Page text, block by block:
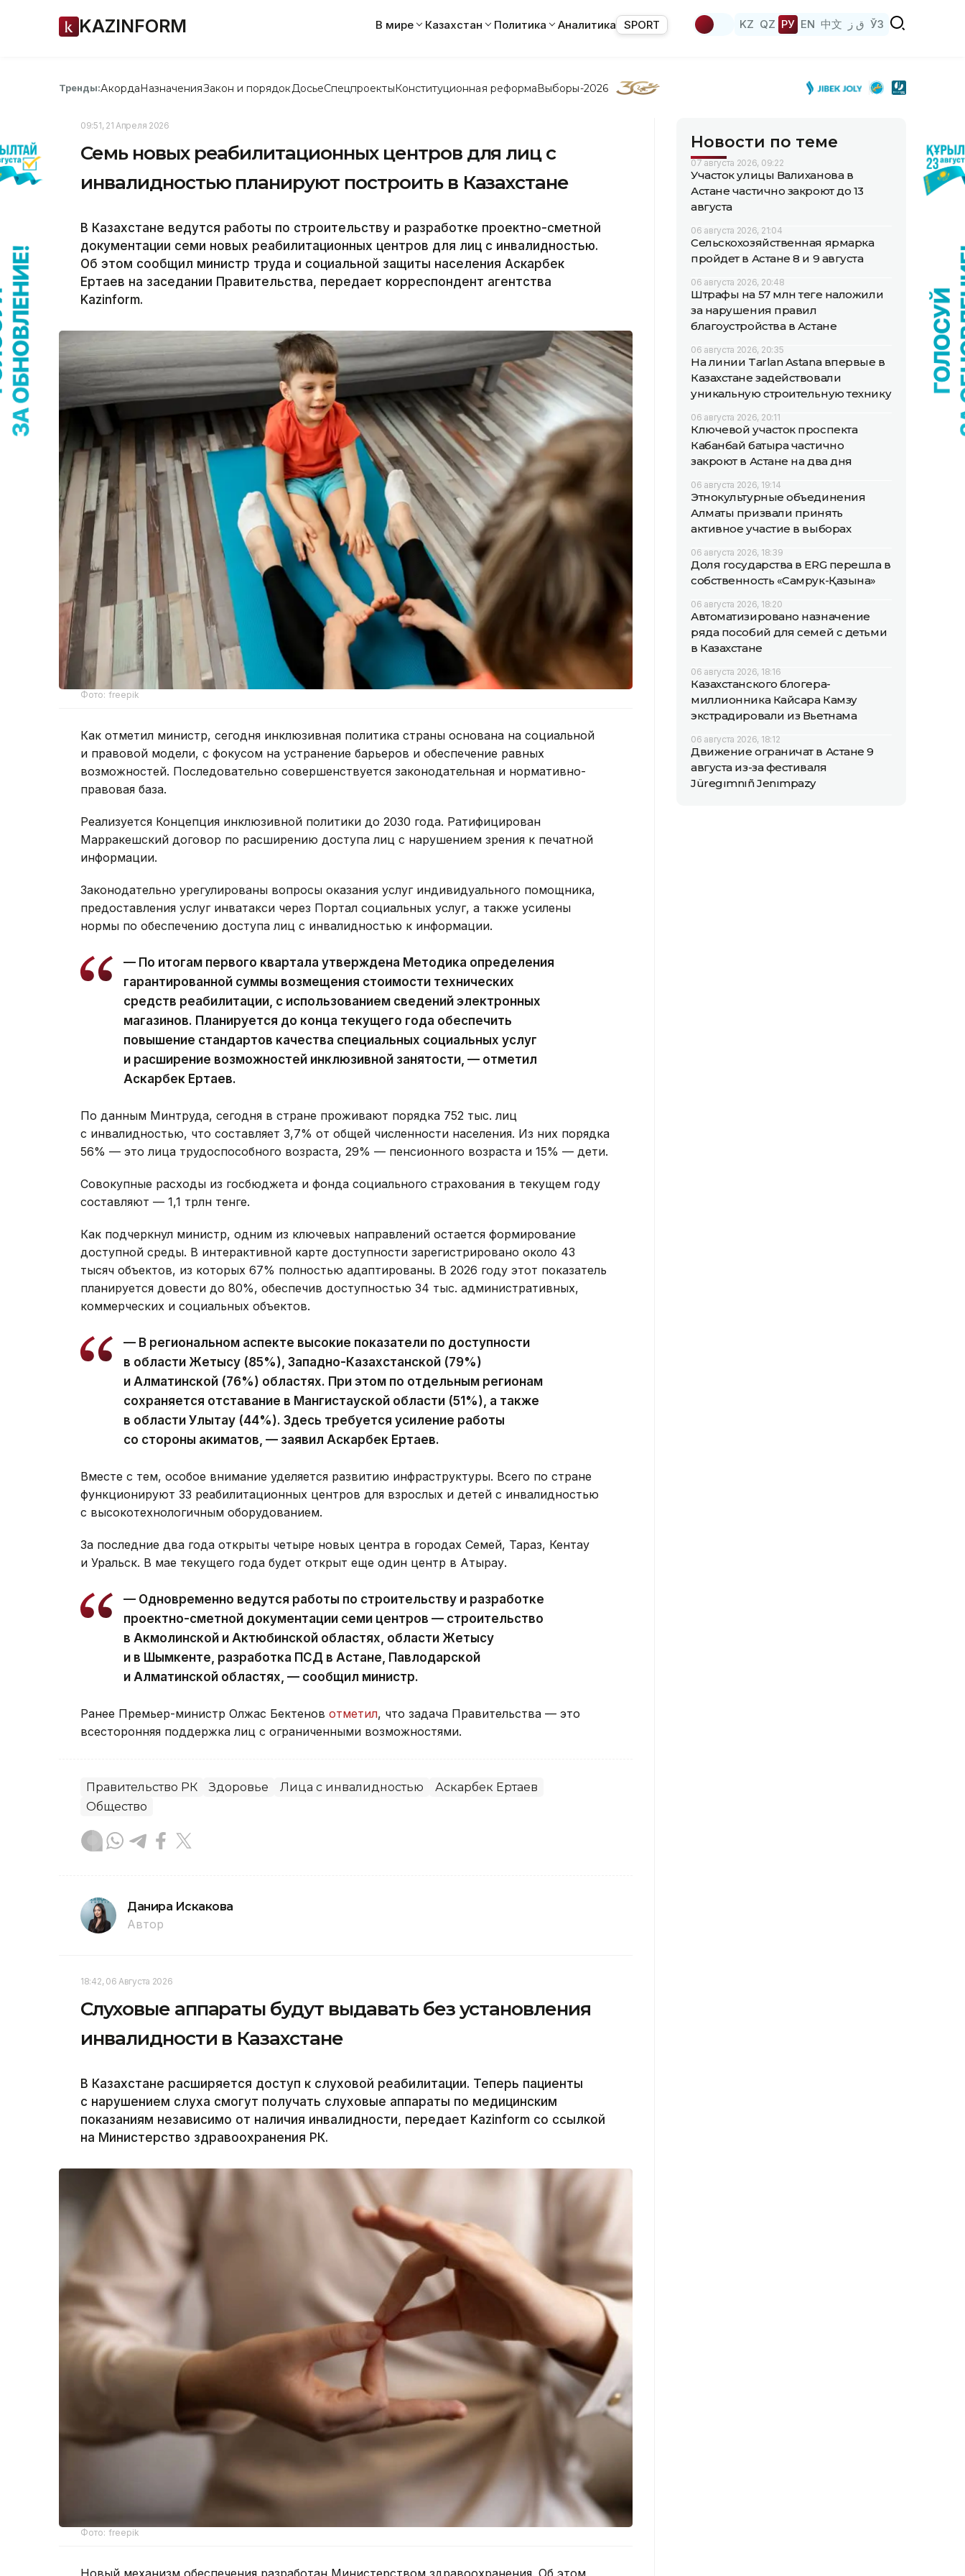
KAZINFORM В мире Казахстан Политика Аналитика SPORT KZ QZ РУ EN 中文 ق ز ЎЗ
Тренды:АкордаНазначенияЗакон и порядок ДосьеСпецпроектыКонституционная реформаВыборы-2026
09:51, 21 Апреля 2026
Семь новых реабилитационных центров для лиц с
инвалидностью планируют построить в Казахстане
В Казахстане ведутся работы по строительству и разработке проектно-сметной
документации семи новых реабилитационных центров для лиц с инвалидностью.
Об этом сообщил министр труда и социальной защиты населения Аскарбек
Ертаев на заседании Правительства, передает корреспондент агентства
Kazinform.
Фото: freepik
Как отметил министр, сегодня инклюзивная политика страны основана на социальной
и правовой модели, с фокусом на устранение барьеров и обеспечение равных
возможностей. Последовательно совершенствуется законодательная и нормативно-
правовая база.
Реализуется Концепция инклюзивной политики до 2030 года. Ратифицирован
Марракешский договор по расширению доступа лиц с нарушением зрения к печатной
информации.
Законодательно урегулированы вопросы оказания услуг индивидуального помощника,
предоставления услуг инватакси через Портал социальных услуг, а также усилены
нормы по обеспечению доступа лиц с инвалидностью к информации.
— По итогам первого квартала утверждена Методика определения
гарантированной суммы возмещения стоимости технических
средств реабилитации, с использованием сведений электронных
магазинов. Планируется до конца текущего года обеспечить
повышение стандартов качества специальных социальных услуг
и расширение возможностей инклюзивной занятости, — отметил
Аскарбек Ертаев.
По данным Минтруда, сегодня в стране проживают порядка 752 тыс. лиц
с инвалидностью, что составляет 3,7% от общей численности населения. Из них порядка
56% — это лица трудоспособного возраста, 29% — пенсионного возраста и 15% — дети.
Совокупные расходы из госбюджета и фонда социального страхования в текущем году
составляют — 1,1 трлн тенге.
Как подчеркнул министр, одним из ключевых направлений остается формирование
доступной среды. В интерактивной карте доступности зарегистрировано около 43
тысяч объектов, из которых 67% полностью адаптированы. В 2026 году этот показатель
планируется довести до 80%, обеспечив доступностью 34 тыс. административных,
коммерческих и социальных объектов.
— В региональном аспекте высокие показатели по доступности
в области Жетысу (85%), Западно-Казахстанской (79%)
и Алматинской (76%) областях. При этом по отдельным регионам
сохраняется отставание в Мангистауской области (51%), а также
в области Улытау (44%). Здесь требуется усиление работы
со стороны акиматов, — заявил Аскарбек Ертаев.
Вместе с тем, особое внимание уделяется развитию инфраструктуры. Всего по стране
функционируют 33 реабилитационных центров для взрослых и детей с инвалидностью
с высокотехнологичным оборудованием.
За последние два года открыты четыре новых центра в городах Семей, Тараз, Кентау
и Уральск. В мае текущего года будет открыт еще один центр в Атырау.
— Одновременно ведутся работы по строительству и разработке
проектно-сметной документации семи центров — строительство
в Акмолинской и Актюбинской областях, области Жетысу
и в Шымкенте, разработка ПСД в Астане, Павлодарской
и Алматинской областях, — сообщил министр.
Ранее Премьер-министр Олжас Бектенов отметил, что задача Правительства — это
всесторонняя поддержка лиц с ограниченными возможностями.
Правительство РК Здоровье Лица с инвалидностью
Аскарбек Ертаев
Общество
Данира Искакова
Автор
18:42, 06 Августа 2026
Слуховые аппараты будут выдавать без установления
инвалидности в Казахстане
В Казахстане расширяется доступ к слуховой реабилитации. Теперь пациенты
с нарушением слуха смогут получать слуховые аппараты по медицинским
показаниям независимо от наличия инвалидности, передает Kazinform со ссылкой
на Министерство здравоохранения РК.
Фото: freepik
Новый механизм обеспечения разработан Министерством здравоохранения. Об этом
Новости по теме
07 августа 2026, 09:22
Участок улицы Валиханова в
Астане частично закроют до 13
августа
06 августа 2026, 21:04
Сельскохозяйственная ярмарка
пройдет в Астане 8 и 9 августа
06 августа 2026, 20:48
Штрафы на 57 млн теңге наложили
за нарушения правил
благоустройства в Астане
06 августа 2026, 20:35
На линии Tarlan Astana впервые в
Казахстане задействовали
уникальную строительную технику
06 августа 2026, 20:11
Ключевой участок проспекта
Кабанбай батыра частично
закроют в Астане на два дня
06 августа 2026, 19:14
Этнокультурные объединения
Алматы призвали принять
активное участие в выборах
06 августа 2026, 18:39
Доля государства в ERG перешла в
собственность «Самрук-Қазына»
06 августа 2026, 18:20
Автоматизировано назначение
ряда пособий для семей с детьми
в Казахстане
06 августа 2026, 18:16
Казахстанского блогера-
миллионника Кайсара Камзу
экстрадировали из Вьетнама
06 августа 2026, 18:12
Движение ограничат в Астане 9
августа из-за фестиваля
Jüregımnıñ Jenımpazy